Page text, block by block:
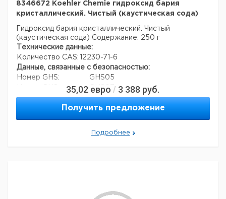
8346672 Koehler Chemie гидроксид бария
кристаллический. Чистый (каустическая сода)
Гидроксид бария кристаллический. Чистый
(каустическая сода) Содержание: 250 г
Технические данные:
Количество CAS:
12230-71-6
Данные, связанные с безопасностью:
Номер GHS:
GHS05
GHS07
Сигнальное слово:
Опасность
Формулировки
H332, H302, H314
P351 + P338, P309 + P310
Номер ООН:
2923
35,02 евро / 3 388 руб.
Получить предложение
Подробнее